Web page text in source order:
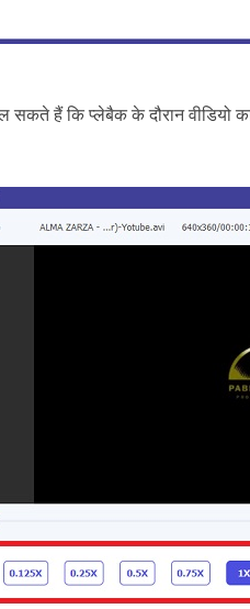
हैं कि प्लेबैक के दौरान वीडियो का